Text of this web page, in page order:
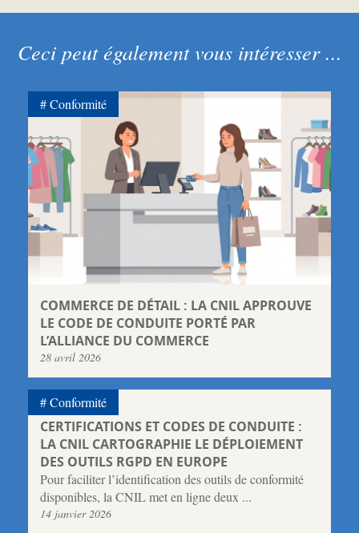
Ceci peut également vous intéresser ...
COMMERCE DE DÉTAIL : LA CNIL APPROUVE
LE CODE DE CONDUITE PORTÉ PAR
L’ALLIANCE DU COMMERCE
28 avril 2026
Conformité
CERTIFICATIONS ET CODES DE CONDUITE :
LA CNIL CARTOGRAPHIE LE DÉPLOIEMENT
DES OUTILS RGPD EN EUROPE
Pour faciliter l’identification des outils de conformité
disponibles, la CNIL met en ligne deux ...
14 janvier 2026
Conformité